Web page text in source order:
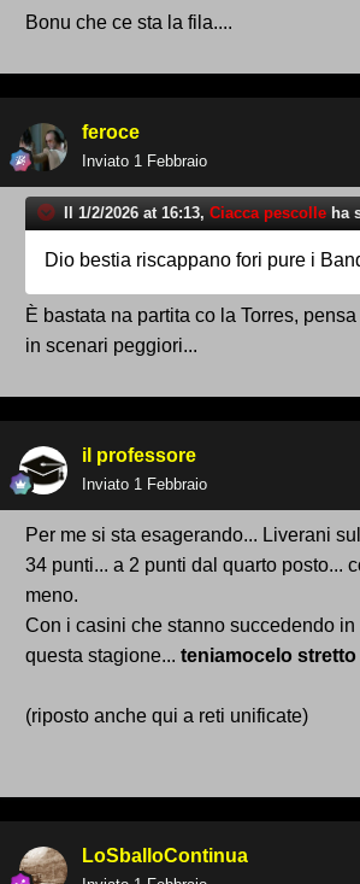
Bonu che ce sta la fila....
feroce
Inviato 1 Febbraio
Il 1/2/2026 at 16:13, Ciacca pescolle ha
Dio bestia riscappano fori pure i
È bastata na partita co la Torres,
in scenari peggiori...
il professore
Inviato 1 Febbraio
Per me si sta esagerando... Liverani
34 punti... a 2 punti dal quarto posto...
meno.
Con i casini che stanno succedendo in
questa stagione... teniamocelo stretto
(riposto anche qui a reti unificate)
LoSballoContinua